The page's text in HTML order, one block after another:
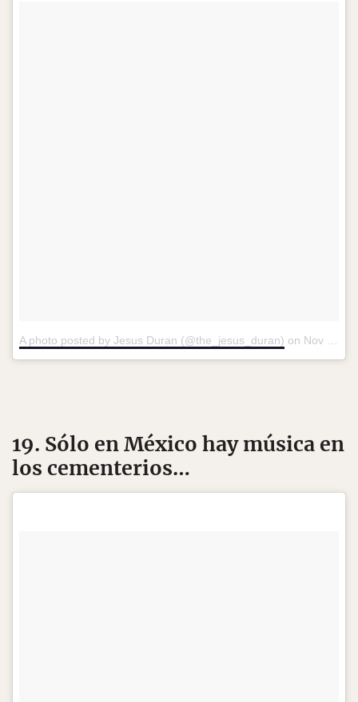
A photo posted by Jesus Duran (@the_jesus_duran) on Nov 3, 2015 at 4:13pm PST
19. Sólo en México hay música en
los cementerios…